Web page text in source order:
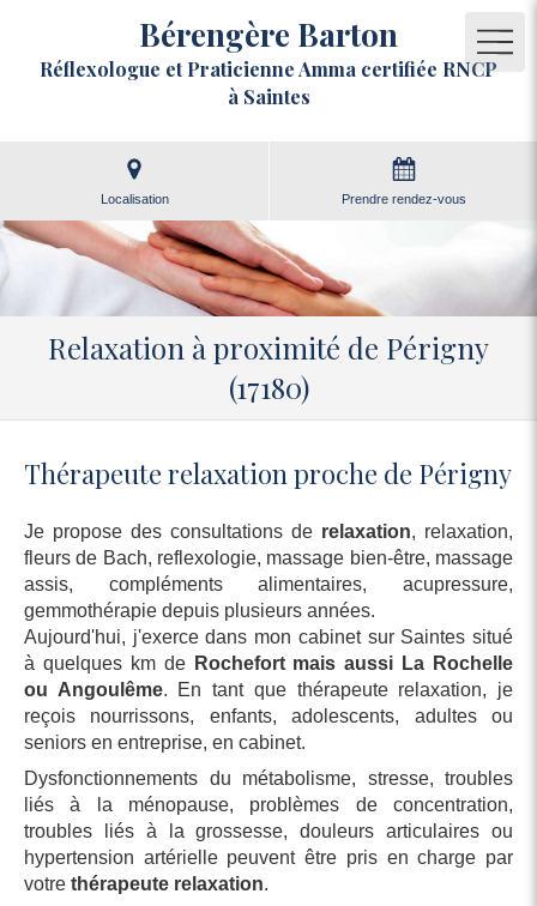
Bérengère Barton
Réflexologue et Praticienne Amma certifiée RNCP
à Saintes
Localisation Prendre rendez-vous
Relaxation à proximité de Périgny
(17180)
Thérapeute relaxation proche de Périgny
Je propose des consultations de relaxation, relaxation,
fleurs de Bach, reflexologie, massage bien-être, massage
assis, compléments alimentaires, acupressure,
gemmothérapie depuis plusieurs années.
Aujourd'hui, j'exerce dans mon cabinet sur Saintes situé
à quelques km de Rochefort mais aussi La Rochelle
ou Angoulême. En tant que thérapeute relaxation, je
reçois nourrissons, enfants, adolescents, adultes ou
seniors en entreprise, en cabinet.
Dysfonctionnements du métabolisme, stresse, troubles
liés à la ménopause, problèmes de concentration,
troubles liés à la grossesse, douleurs articulaires ou
hypertension artérielle peuvent être pris en charge par
votre thérapeute relaxation.